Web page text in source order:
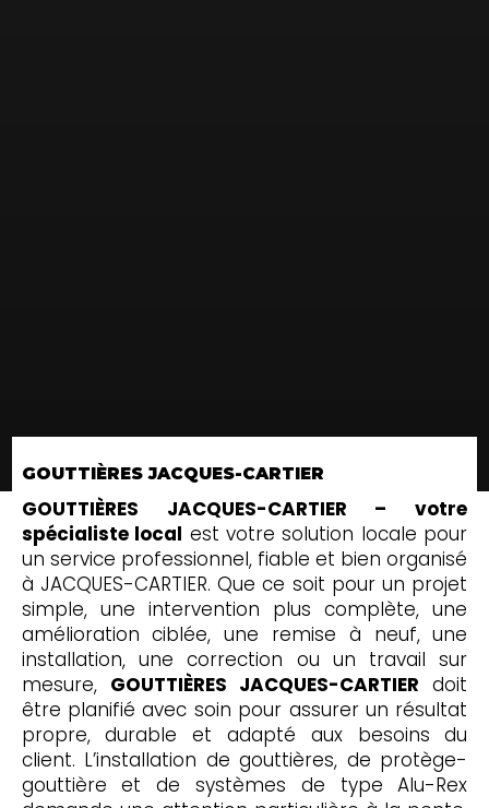
GOUTTIÈRES JACQUES-CARTIER
GOUTTIÈRES JACQUES-CARTIER – votre
spécialiste local est votre solution locale pour
un service professionnel, fiable et bien organisé
à JACQUES-CARTIER. Que ce soit pour un projet
simple, une intervention plus complète, une
amélioration ciblée, une remise à neuf, une
installation, une correction ou un travail sur
mesure, GOUTTIÈRES JACQUES-CARTIER doit
être planifié avec soin pour assurer un résultat
propre, durable et adapté aux besoins du
client. L’installation de gouttières, de protège-
gouttière et de systèmes de type Alu-Rex